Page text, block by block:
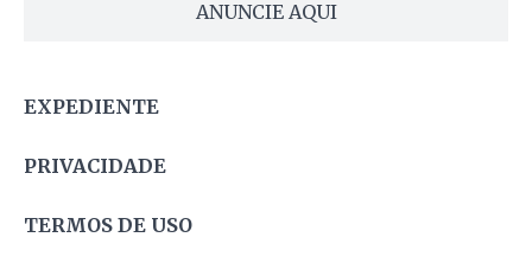
ANUNCIE AQUI
EXPEDIENTE
PRIVACIDADE
TERMOS DE USO